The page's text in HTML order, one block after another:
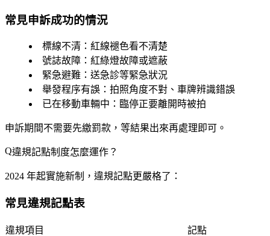
常見申訴成功的情況
標線不清 ：紅線褪色看不清楚
號誌故障 ：紅綠燈故障或遮蔽
緊急避難 ：送急診等緊急狀況
舉發程序有誤 ：拍照角度不對、車牌辨識錯誤
已在移動車輛中 ：臨停正要離開時被拍
申訴期間不需要先繳罰款 ，等結果出來再處理即可。
違規記點制度怎麼運作？
2024 年起實施新制，違規記點更嚴格了：
常見違規記點表
違規項目
記點